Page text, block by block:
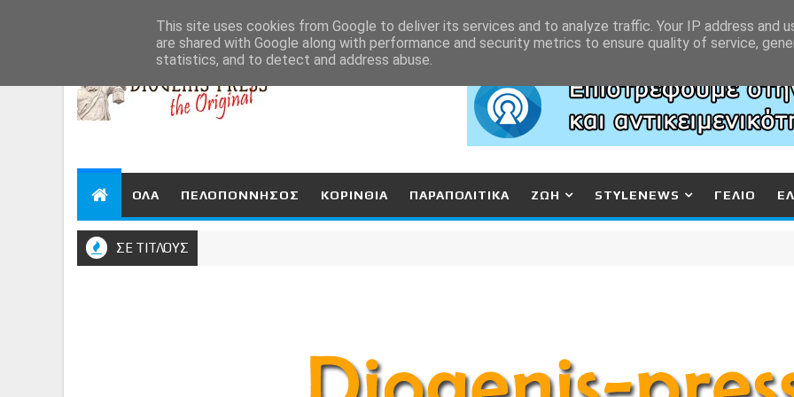
ΟΛΑ ΠΕΛΟΠΟΝΝΗΣΟΣ ΚΟΡΙΝΘΙΑ ΠΑΡΑΠΟΛΙΤΙΚΑ ΖΩΗ STYLENEWS ΓΕΛΙΟ
ΣΕ ΤΙΤΛΟΥΣ
This site uses cookies from Google to deliver its services and to analyze traffic. Your IP address and
are shared with Google along with performance and security metrics to ensure quality of service,
statistics, and to detect and address abuse.